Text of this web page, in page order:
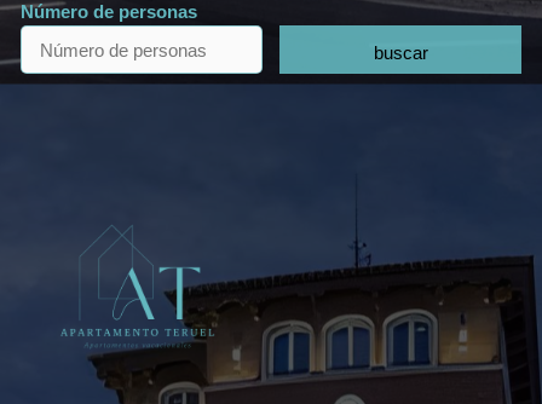
Número de personas
buscar